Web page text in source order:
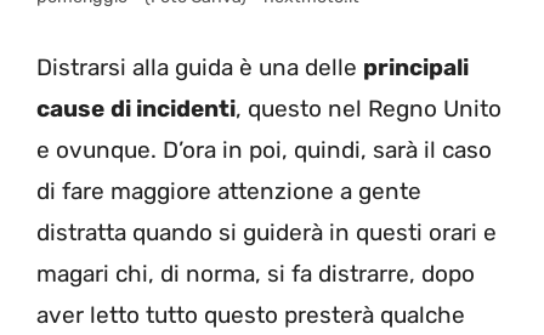
Distrarsi alla guida è una delle principali
cause di incidenti, questo nel Regno Unito
e ovunque. D’ora in poi, quindi, sarà il caso
di fare maggiore attenzione a gente
distratta quando si guiderà in questi orari e
magari chi, di norma, si fa distrarre, dopo
aver letto tutto questo presterà qualche